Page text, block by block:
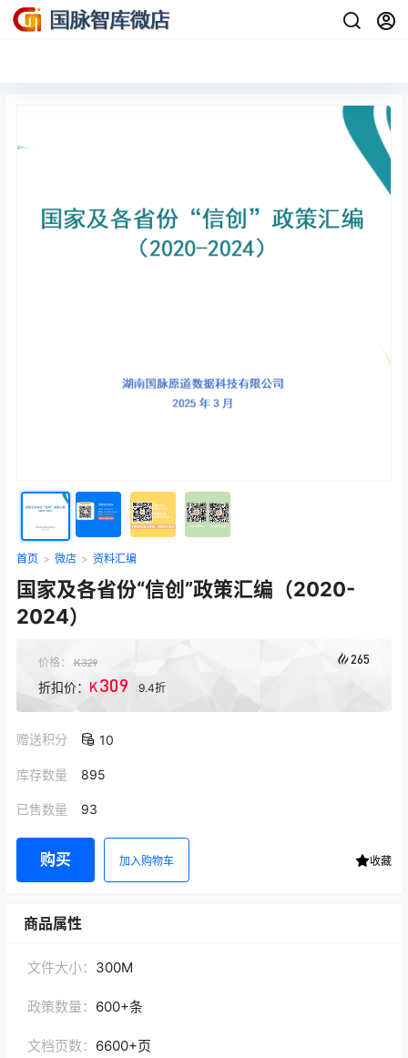
首页 > 微店 > 资料汇编
国家及各省份“信创”政策汇编（2020-
2024）
价格： K329
折扣价： K309 9.4折
265
赠送积分 10
库存数量 895
已售数量 93
购买 加入购物车 收藏
商品属性
文件大小： 300M
政策数量： 600+条
文档页数： 6600+页